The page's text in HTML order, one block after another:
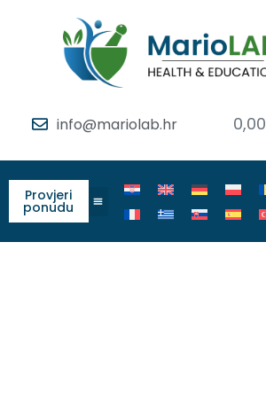
info@mariolab.hr 0,00
Provjeri
ponudu